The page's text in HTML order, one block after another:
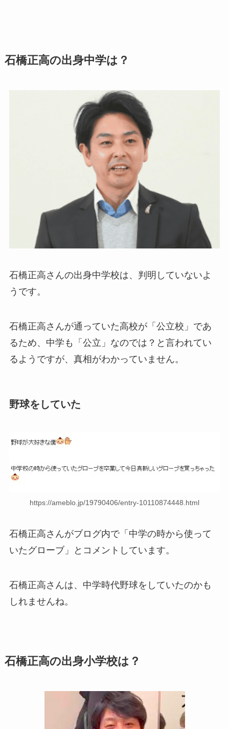
石橋正高の出身中学は？
石橋正高さんの出身中学校は、判明していないよ
うです。
石橋正高さんが通っていた高校が「公立校」であ
るため、中学も「公立」なのでは？と言われてい
るようですが、真相がわかっていません。
野球をしていた
https://ameblo.jp/19790406/entry-10110874448.html
石橋正高さんがブログ内で「中学の時から使って
いたグローブ」とコメントしています。
石橋正高さんは、中学時代野球をしていたのかも
しれませんね。
石橋正高の出身小学校は？